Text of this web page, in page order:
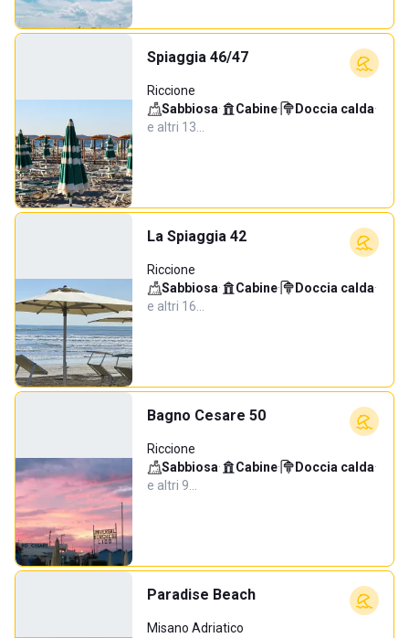
Spiaggia 46/47
Riccione
Sabbiosa· Cabine· Doccia calda·
e altri 13…
La Spiaggia 42
Riccione
Sabbiosa· Cabine· Doccia calda·
e altri 16…
Bagno Cesare 50
Riccione
Sabbiosa· Cabine· Doccia calda·
e altri 9…
Paradise Beach
Misano Adriatico